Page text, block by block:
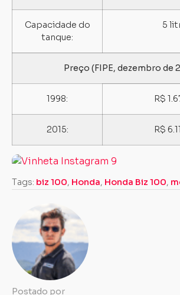
Capacidade do
tanque:
5
Preço (FIPE, dezembro de
1998: R$
2015: R$
Tags: biz 100, Honda, Honda Biz 100,
Postado por